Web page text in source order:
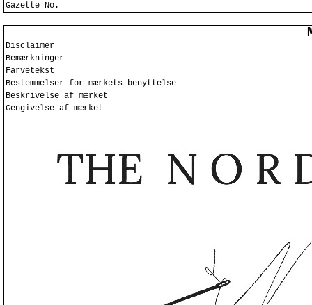
Gazette No.
Disclaimer
Bemærkninger
Farvetekst
Bestemmelser for mærkets benyttelse
Beskrivelse af mærket
Gengivelse af mærket